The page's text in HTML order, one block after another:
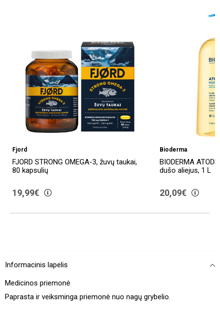
Fjord
FJORD STRONG OMEGA-3, žuvų taukai,
80 kapsulių
19,99€
Bioderma
BIODERMA
dušo aliejus, 1 L
20,09€
Informacinis lapelis
Medicinos priemonė
Paprasta ir veiksminga priemonė nuo nagų grybelio.